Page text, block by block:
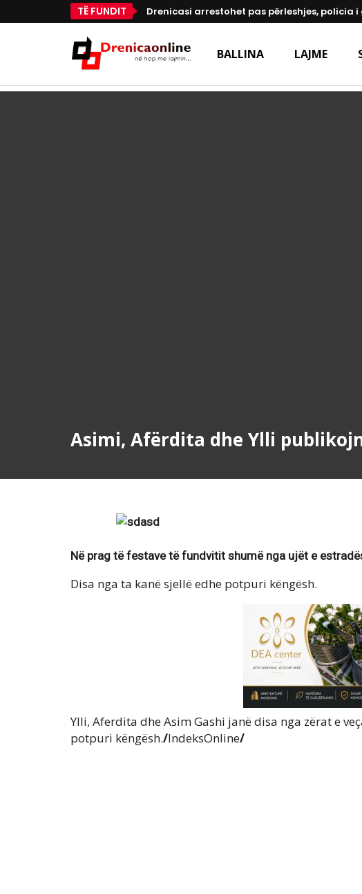
TË FUNDIT Drenicasi arrestohet pas përleshjes, policia
BALLINA LAJME
Asimi, Afërdita dhe Ylli
Në prag të festave të fundvitit shumë nga ujët e
Disa nga ta kanë sjellë edhe potpuri këngësh.
Ylli, Aferdita dhe Asim Gashi janë disa nga zërat e
potpuri këngësh./IndeksOnline/